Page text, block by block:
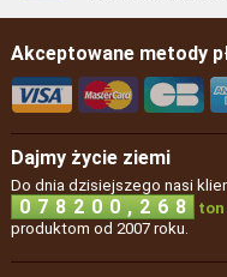
Akceptowane metody
Dajmy życie ziemi
Do dnia dzisiejszego nasi
0 7 8 2 0 0 , 2 6 8 ton
produktom od 2007 roku.